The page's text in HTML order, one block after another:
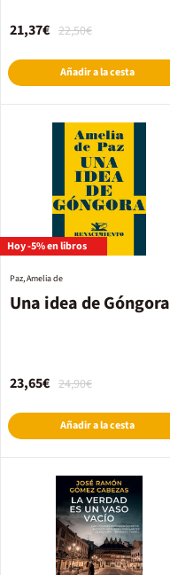
22,50€
21,37€
Añadir a la cesta
Hoy -5% en libros
Una idea de Góngora
Paz, Amelia de
24,90€
23,65€
Añadir a la cesta